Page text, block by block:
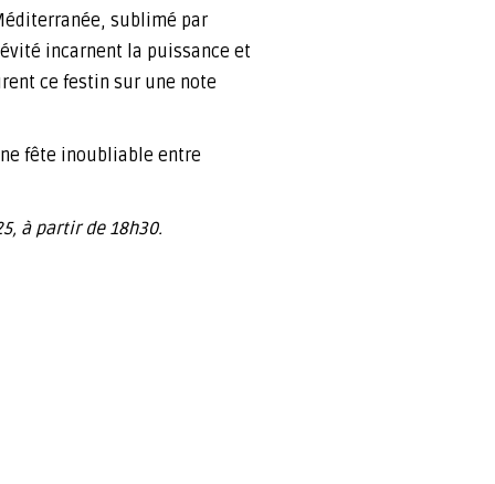
sublimé par
incarnent la puissance et
ce festin sur une note
fête inoubliable entre
à partir de 18h30.